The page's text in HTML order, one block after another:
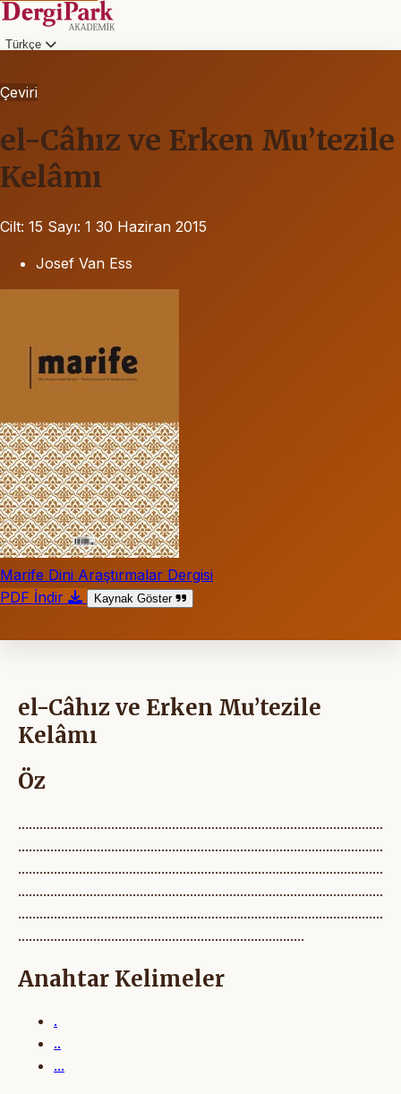
Türkçe
Çeviri
el-Câhız ve Erken Mu’tezile
Kelâmı
Cilt: 15 Sayı: 1 30 Haziran 2015
Josef Van Ess
Marife Dini Araştırmalar Dergisi
PDF İndir
Kaynak Göster
el-Câhız ve Erken Mu’tezile
Kelâmı
Öz
......................................................................................................
......................................................................................................
......................................................................................................
......................................................................................................
......................................................................................................
................................................................................
Anahtar Kelimeler
.
..
...